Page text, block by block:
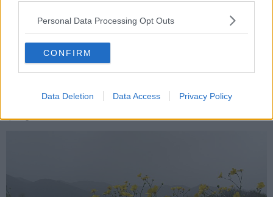
Personal Data Processing Opt Outs
CONFIRM
Data Deletion Data Access Privacy Policy
molto favorevole per la tua realizzazione personale. Dovrai
assumere piú responsabilitá poco prima di metá mese. A te di solito
le costrizioni non ti piacciono, ma questa volta non le sentirai come
peso. Dalla seconda settimana dovrebbre migliorare la tua
sitazione economica, che ti permetterá di levare uno sfizio dopo
mese dovrebbero essere giornate piú predisposte per l’amore e
per la serenitá, se sei single, potrebbe arrivare l’amore proprio in
quei giorni.